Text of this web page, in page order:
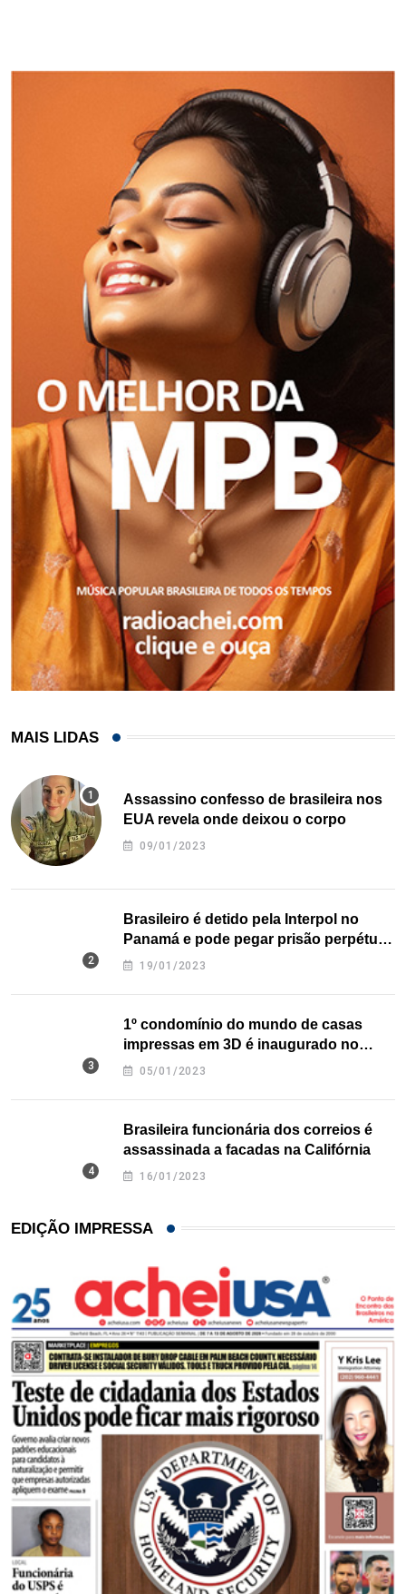
MAIS LIDAS
Assassino confesso de brasileira nos
EUA revela onde deixou o corpo
09/01/2023
Brasileiro é detido pela Interpol no
Panamá e pode pegar prisão perpétua
nos EUA
19/01/2023
1º condomínio do mundo de casas
impressas em 3D é inaugurado no
Texas
05/01/2023
Brasileira funcionária dos correios é
assassinada a facadas na Califórnia
16/01/2023
EDIÇÃO IMPRESSA